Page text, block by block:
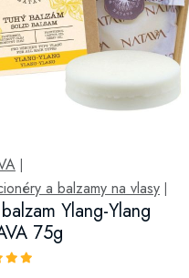
a balzamy na vlasy
Ylang-Ylang
75g